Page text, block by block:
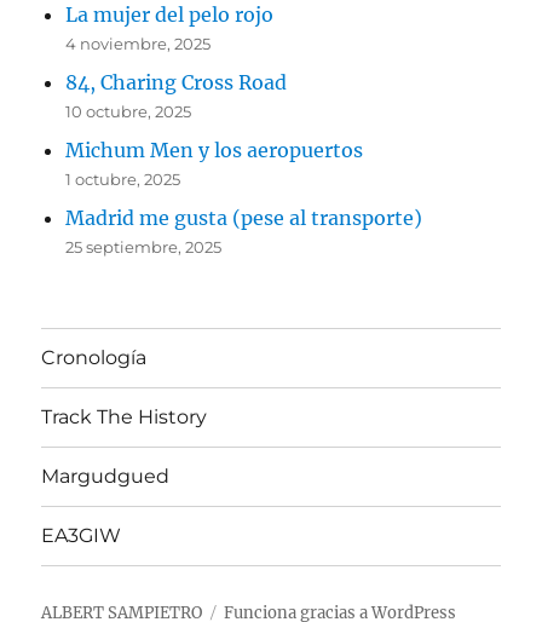
La mujer del pelo rojo
4 noviembre, 2025
84, Charing Cross Road
10 octubre, 2025
Michum Men y los aeropuertos
1 octubre, 2025
Madrid me gusta (pese al transporte)
25 septiembre, 2025
Cronología
Track The History
Margudgued
EA3GIW
ALBERT SAMPIETRO Funciona gracias a WordPress